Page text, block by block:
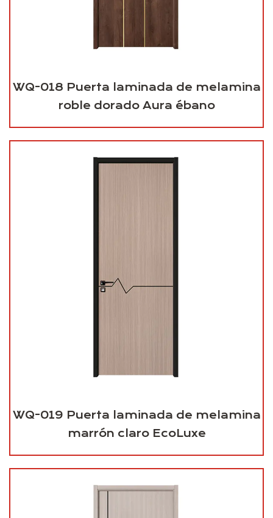
WQ-018 Puerta laminada de melamina
roble dorado Aura ébano
WQ-019 Puerta laminada de melamina
marrón claro EcoLuxe